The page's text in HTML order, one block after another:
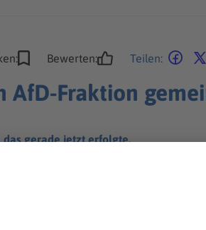
Bewerten: Teilen:
AfD-Fraktion
das gerade jetzt erfolgte.